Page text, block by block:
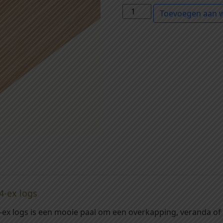
7
l
Toevoegen aan
ex logs
ex logs is een mooie paal om een overkapping, veranda